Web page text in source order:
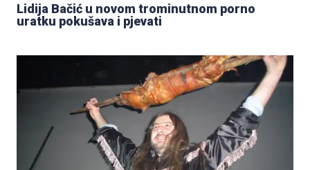
Lidija Bačić u novom trominutnom porno
uratku pokušava i pjevati